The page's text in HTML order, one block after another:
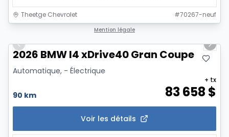
Theetge Chevrolet #70267-neuf
Mention légale
Previous slide
Next
2026 BMW I4 xDrive40 Gran Coupe
Automatique, - Électrique
90 km 83 658 $
+ tx
Voir les détails